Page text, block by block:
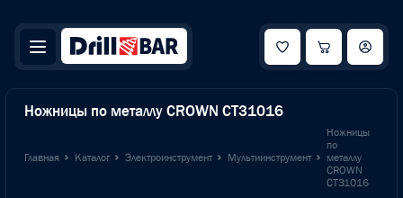
Ножницы по металлу CROWN CT31016
Главная Каталог Электроинструмент Мультиинструмент
Ножницы
по
металлу
CROWN
CT31016